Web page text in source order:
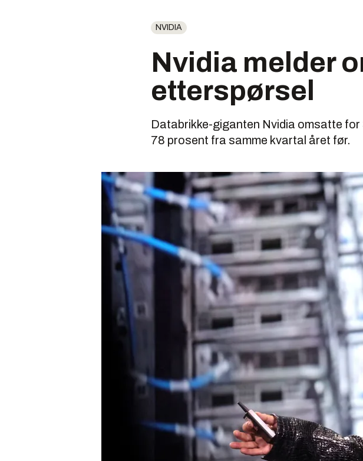
NVIDIA
Nvidia melder
etterspørsel
Databrikke-giganten Nvidia omsatte
78 prosent fra samme kvartal året før.